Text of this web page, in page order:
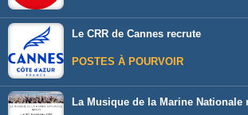
Le CRR de Cannes recrute
POSTES À POURVOIR
La Musique de la Marine Nationale